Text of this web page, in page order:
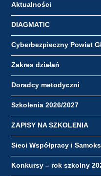
Aktualności
DIAGMATIC
Cyberbezpieczny Powiat
Zakres działań
Doradcy metodyczni
Szkolenia 2026/2027
ZAPISY NA SZKOLENIA
Sieci Współpracy i
Konkursy – rok szkolny